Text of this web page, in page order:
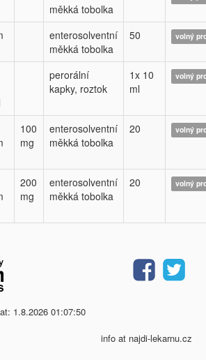
měkká tobolka
enterosolventní
měkká tobolka
50 volný
perorální
kapky, roztok
1x 10
ml
volný
100
mg
enterosolventní
měkká tobolka
20 volný
200
mg
enterosolventní
měkká tobolka
20 volný
1.8.2026 01:07:50
info at najdi-lekarnu.cz